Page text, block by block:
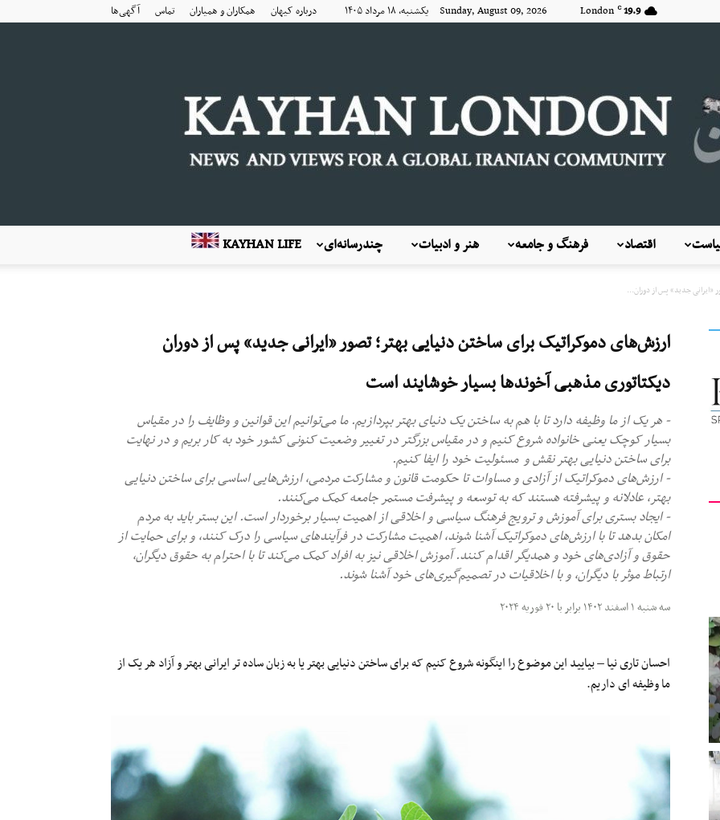
19.9
C
London Sunday, August 09, 2026 یکشنبه, ۱۸ مرداد ۱۴۰۵ درباره کیهان همکاران و همیاران تماس آگهی‌ها
کیهان
لندن
KAYHAN LIFE چندرسانه‌ای هنر و ادبیات فرهنگ و جامعه اقتصاد
«ایرانی جدید» پس از دوران...
ارزش‌های دموکراتیک برای ساختن دنیایی بهتر؛ تصور «ایرانی جدید» پس از دوران
دیکتاتوری مذهبی آخوند‌ها بسیار خوشایند است
- هر یک از ما وظیفه دارد تا با هم به ساختن یک دنیای بهتر بپردازیم. ما می‌توانیم این قوانین و وظایف را در مقیاس
بسیار کوچک یعنی خانواده شروع کنیم و در مقیاس بزرگتر در تغییر وضعیت کنونی کشور خود به کار بریم و در نهایت
برای ساختن دنیایی بهتر نقش و مسئولیت خود را ایفا کنیم.
- ارزش‌های دموکراتیک از آزادی و مساوات تا حکومت قانون و مشارکت مردمی، ارزش‌هایی اساسی برای ساختن دنیایی
بهتر، عادلانه و پیشرفته هستند که به توسعه و پیشرفت مستمر جامعه کمک می‌کنند.
- ایجاد بستری برای آموزش و ترویج فرهنگ سیاسی و اخلاقی از اهمیت بسیار برخوردار است. این بستر باید به مردم
امکان بدهد تا با ارزش‌های دموکراتیک آشنا شوند، اهمیت مشارکت در فرآیندهای سیاسی را درک کنند، و برای حمایت از
حقوق و آزادی‌های خود و همدیگر اقدام کنند. آموزش اخلاقی نیز به افراد کمک می‌کند تا با احترام به حقوق دیگران،
ارتباط موثر با دیگران، و با اخلاقیات در تصمیم‌گیری‌های خود آشنا شوند.
سه شنبه ۱ اسفند ۱۴۰۲ برابر با ۲۰ فوریه ۲۰۲۴
احسان تاری نیا – بیایید این موضوع را اینگونه شروع کنیم که برای ساختن دنیایی بهتر یا به زبان ساده تر ایرانی بهتر و آزاد هر یک از
ما وظیفه ای داریم.